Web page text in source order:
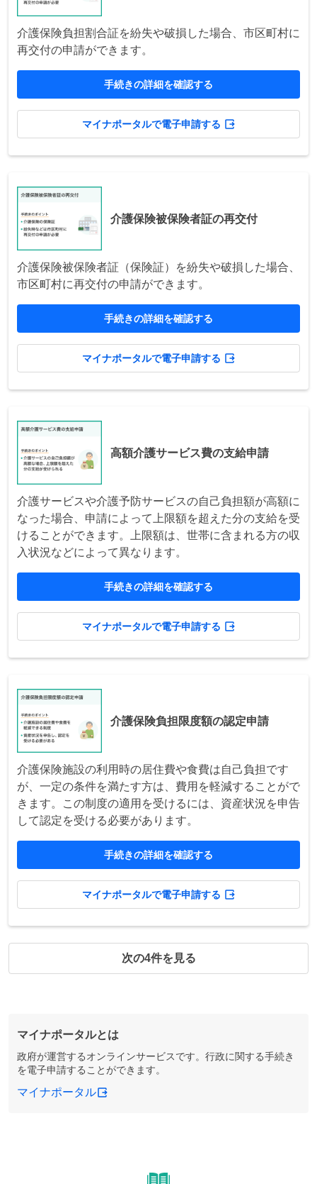
介護保険負担割合証を紛失や破損した場合、市区町村に
再交付の申請ができます。
手続きの詳細を確認する
マイナポータルで電子申請する
介護保険被保険者証の再交付
介護保険被保険者証（保険証）を紛失や破損した場合、
市区町村に再交付の申請ができます。
手続きの詳細を確認する
マイナポータルで電子申請する
高額介護サービス費の支給申請
介護サービスや介護予防サービスの自己負担額が高額に
なった場合、申請によって上限額を超えた分の支給を受
けることができます。上限額は、世帯に含まれる方の収
入状況などによって異なります。
手続きの詳細を確認する
マイナポータルで電子申請する
介護保険負担限度額の認定申請
介護保険施設の利用時の居住費や食費は自己負担です
が、一定の条件を満たす方は、費用を軽減することがで
きます。この制度の適用を受けるには、資産状況を申告
して認定を受ける必要があります。
手続きの詳細を確認する
マイナポータルで電子申請する
次の4件を見る
マイナポータルとは
政府が運営するオンラインサービスです。行政に関する手続き
を電子申請することができます。
マイナポータル